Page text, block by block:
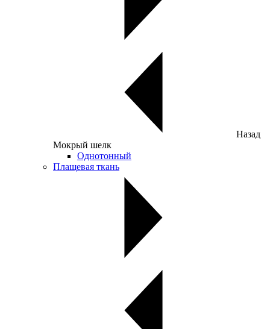
Назад
Мокрый шелк
Однотонный
Плащевая ткань